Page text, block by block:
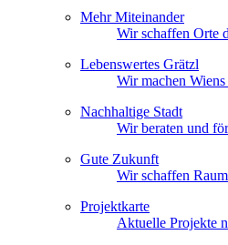
Mehr Miteinander
Wir schaffen Orte
Lebenswertes Grätzl
Wir machen
Nachhaltige Stadt
Wir beraten und
Gute Zukunft
Wir schaffen
Projektkarte
Aktuelle Projekte